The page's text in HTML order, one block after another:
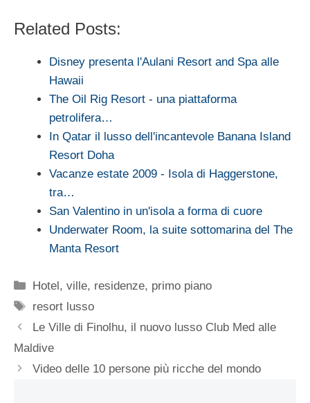
Related Posts:
Disney presenta l'Aulani Resort and Spa alle
Hawaii
The Oil Rig Resort - una piattaforma
petrolifera…
In Qatar il lusso dell'incantevole Banana Island
Resort Doha
Vacanze estate 2009 - Isola di Haggerstone,
tra…
San Valentino in un'isola a forma di cuore
Underwater Room, la suite sottomarina del The
Manta Resort
Categorie
Hotel, ville, residenze, primo piano
Tag
resort lusso
Le Ville di Finolhu, il nuovo lusso Club Med alle
Maldive
Video delle 10 persone più ricche del mondo